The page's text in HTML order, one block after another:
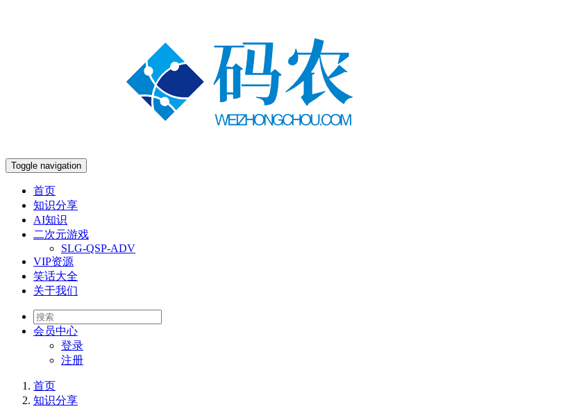
Toggle navigation
首页
知识分享
AI知识
二次元游戏
SLG-QSP-ADV
VIP资源
笑话大全
关于我们
会员中心
登录
注册
首页
知识分享